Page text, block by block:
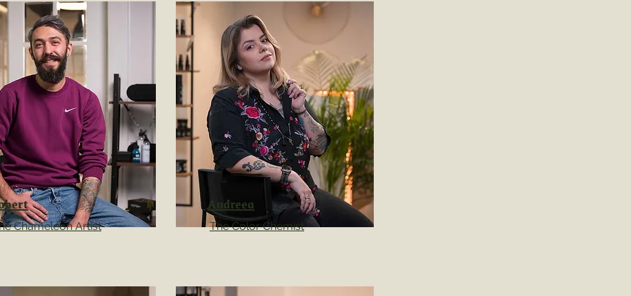
Chameleon Artist
Andreea
The Color Chemist